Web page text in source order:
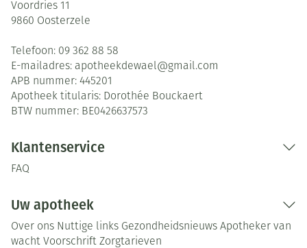
Voordries 11
9860 Oosterzele
Telefoon: 09 362 88 58
E-mailadres: apotheekdewael@gmail.com
APB nummer: 445201
Apotheek titularis: Dorothée Bouckaert
BTW nummer: BE0426637573
Klantenservice
FAQ
Uw apotheek
Over ons Nuttige links Gezondheidsnieuws Apotheker van
wacht Voorschrift Zorgtarieven